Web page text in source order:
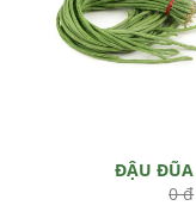
ĐẬU ĐŨA
0 đ